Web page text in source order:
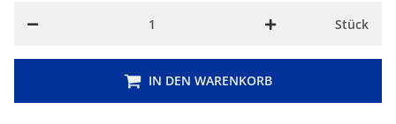
Stück
IN DEN WARENKORB